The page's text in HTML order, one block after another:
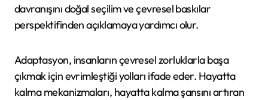
davranışını doğal seçilim ve çevresel baskılar
perspektifinden açıklamaya yardımcı olur.
Adaptasyon, insanların çevresel zorluklarla başa
çıkmak için evrimleştiği yolları ifade eder. Hayatta
kalma mekanizmaları, hayatta kalma şansını artıran